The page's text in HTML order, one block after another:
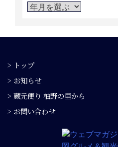
> トップ
> お知らせ
> 蔵元便り 柚野の里から
> お問い合わせ